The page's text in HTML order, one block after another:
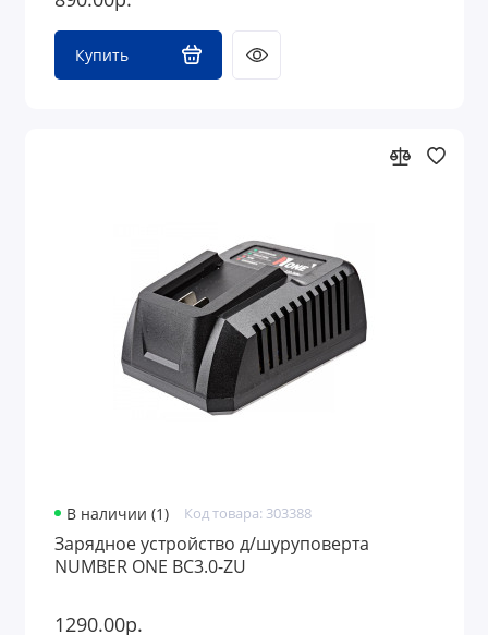
Купить
В наличии (1) Код товара: 303388
Зарядное устройство д/шуруповерта
NUMBER ONE BC3.0-ZU
1290.00р.